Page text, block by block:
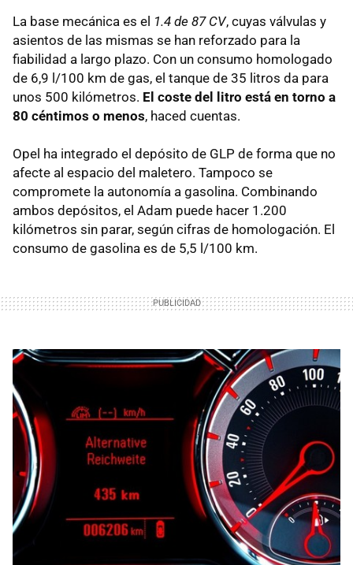
La base mecánica es el 1.4 de 87 CV, cuyas válvulas y
asientos de las mismas se han reforzado para la
fiabilidad a largo plazo. Con un consumo homologado
de 6,9 l/100 km de gas, el tanque de 35 litros da para
unos 500 kilómetros. El coste del litro está en torno a
80 céntimos o menos, haced cuentas.
Opel ha integrado el depósito de GLP de forma que no
afecte al espacio del maletero. Tampoco se
compromete la autonomía a gasolina. Combinando
ambos depósitos, el Adam puede hacer 1.200
kilómetros sin parar, según cifras de homologación. El
consumo de gasolina es de 5,5 l/100 km.